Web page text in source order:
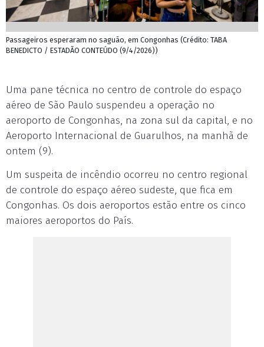
Passageiros esperaram no saguão, em Congonhas (Crédito: TABA
BENEDICTO / ESTADÃO CONTEÚDO (9/4/2026))
Uma pane técnica no centro de controle do espaço
aéreo de São Paulo suspendeu a operação no
aeroporto de Congonhas, na zona sul da capital, e no
Aeroporto Internacional de Guarulhos, na manhã de
ontem (9).
Um suspeita de incêndio ocorreu no centro regional
de controle do espaço aéreo sudeste, que fica em
Congonhas. Os dois aeroportos estão entre os cinco
maiores aeroportos do País.